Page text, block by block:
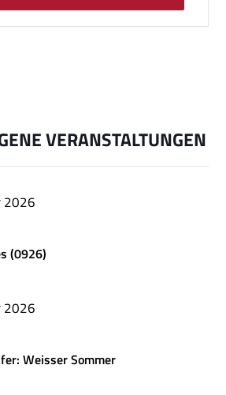
VERANSTALTUNGEN
2026
(0926)
2026
Weisser Sommer